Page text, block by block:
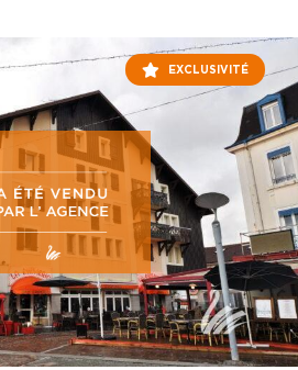
EXCLUSIVITÉ